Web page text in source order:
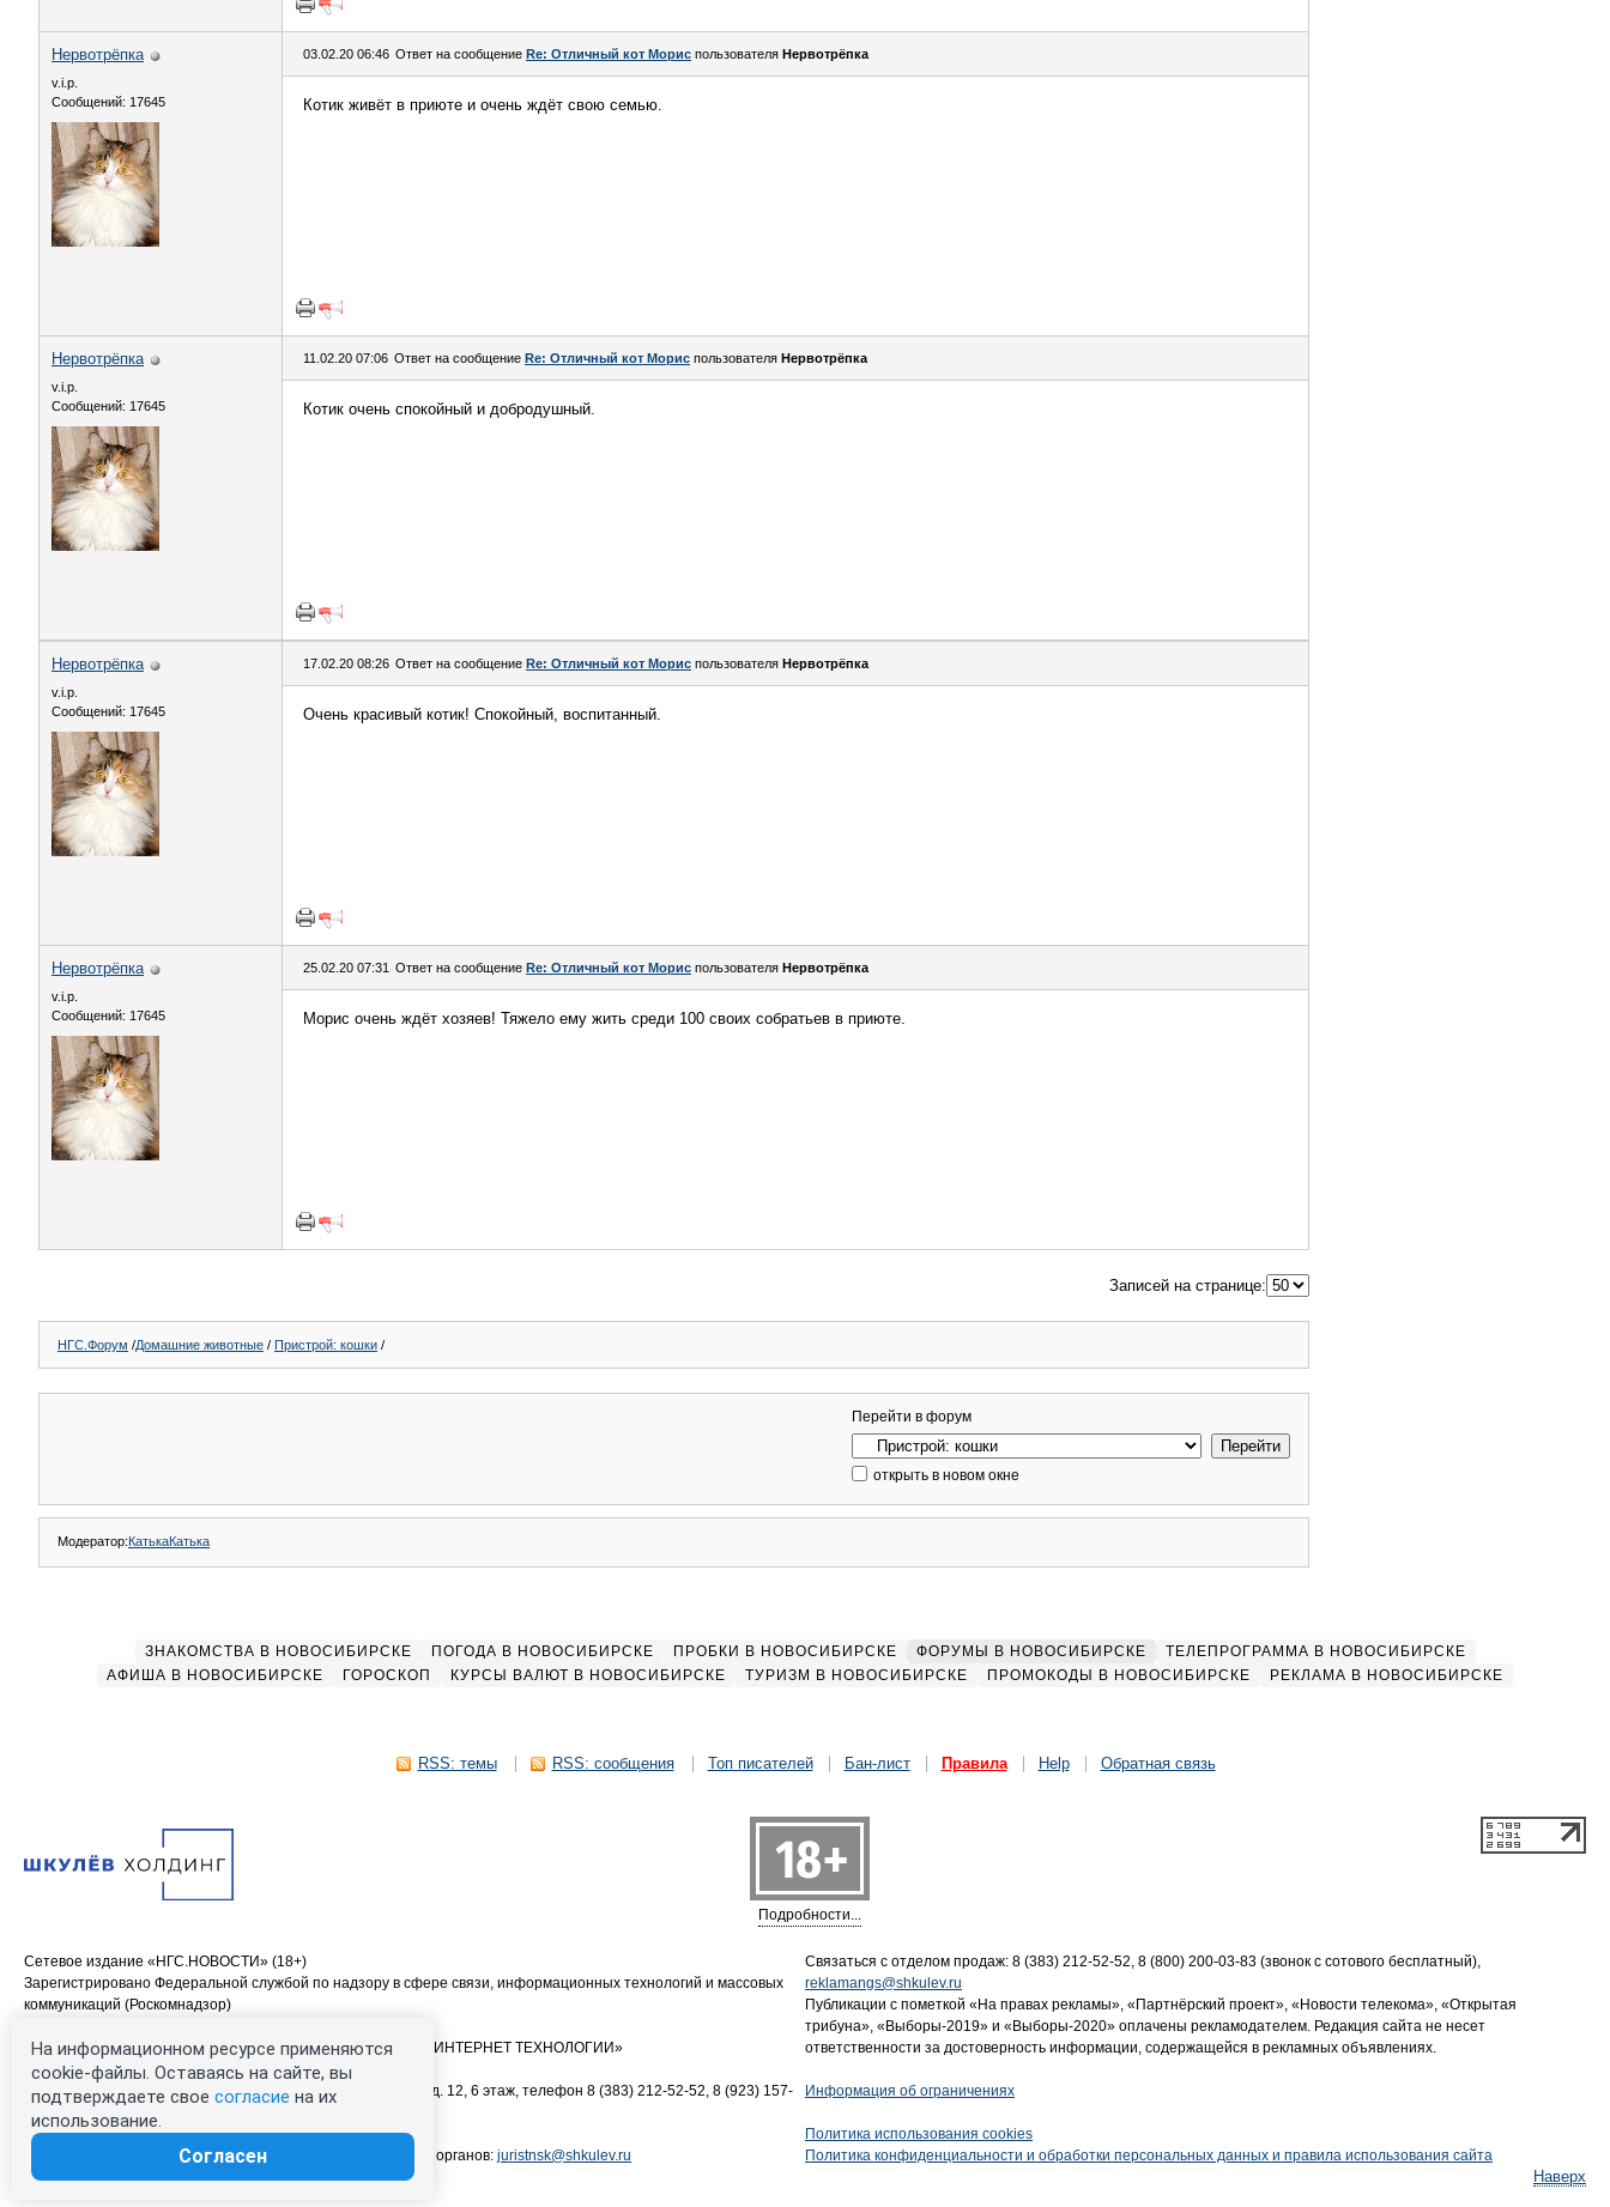
Нервотрёпка
v.i.p.
Сообщений: 17645
03.02.20 06:46 Ответ на сообщение Re: Отличный кот Морис пользователя Нервотрёпка
Котик живёт в приюте и очень ждёт свою семью.
Нервотрёпка
v.i.p.
Сообщений: 17645
11.02.20 07:06 Ответ на сообщение Re: Отличный кот Морис пользователя Нервотрёпка
Котик очень спокойный и добродушный.
Нервотрёпка
v.i.p.
Сообщений: 17645
17.02.20 08:26 Ответ на сообщение Re: Отличный кот Морис пользователя Нервотрёпка
Очень красивый котик! Спокойный, воспитанный.
Нервотрёпка
v.i.p.
Сообщений: 17645
25.02.20 07:31 Ответ на сообщение Re: Отличный кот Морис пользователя Нервотрёпка
Морис очень ждёт хозяев! Тяжело ему жить среди 100 своих собратьев в приюте.
Записей на странице:
НГС.Форум /Домашние животные / Пристрой: кошки /
Перейти в форум
открыть в новом окне
Модератор:КатькаКатька
Наверх
ЗНАКОМСТВА В НОВОСИБИРСКЕ ПОГОДА В НОВОСИБИРСКЕ ПРОБКИ В НОВОСИБИРСКЕ ФОРУМЫ В НОВОСИБИРСКЕ
ТЕЛЕПРОГРАММА В НОВОСИБИРСКЕ
АФИША В НОВОСИБИРСКЕ
ГОРОСКОП КУРСЫ ВАЛЮТ В НОВОСИБИРСКЕ ТУРИЗМ В НОВОСИБИРСКЕ ПРОМОКОДЫ В НОВОСИБИРСКЕ РЕКЛАМА В НОВОСИБИРСКЕ
RSS: темы RSS: сообщения Топ писателей Бан-лист Правила Help Обратная связь
Подробности...
Сетевое издание «НГС.НОВОСТИ» (18+)
Зарегистрировано Федеральной службой по надзору в сфере связи, информационных технологий и массовых
коммуникаций (Роскомнадзор)
Учредитель: Общество с ограниченной ответственностью «ИНТЕРНЕТ ТЕХНОЛОГИИ»
Главный редактор: Громкова Елена Александровна
Адрес редакции: 630099, Россия, Новосибирск, ул. Ленина, д. 12, 6 этаж, телефон 8 (383) 212-52-52, 8 (923) 157-
Электронный адрес редакции:ngs@shkulev.ru
Контактные данные для Роскомнадзора и государственных органов: juristnsk@shkulev.ru
Техподдержка:help@shkulev.ru, 8 (800) 200-03-83 (доб.3)
Связаться с отделом продаж: 8 (383) 212-52-52, 8 (800) 200-03-83 (звонок с сотового бесплатный),
reklamangs@shkulev.ru
Публикации с пометкой «На правах рекламы», «Партнёрский проект», «Новости телекома», «Открытая
трибуна», «Выборы-2019» и «Выборы-2020» оплачены рекламодателем. Редакция сайта не несет
ответственности за достоверность информации, содержащейся в рекламных объявлениях.
Информация об ограничениях
Политика использования cookies
Политика конфиденциальности и обработки персональных данных и правила использования сайта
На информационном ресурсе применяются
cookie-файлы. Оставаясь на сайте, вы
подтверждаете свое согласие на их
использование.
Согласен